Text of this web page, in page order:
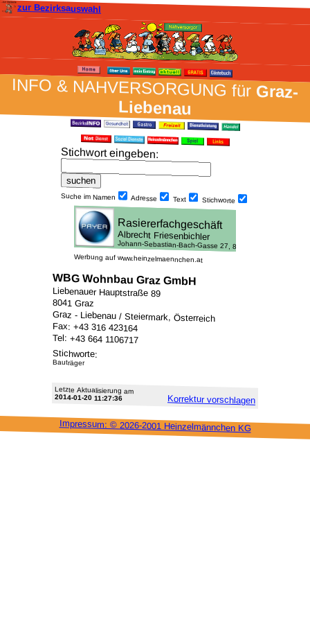
zur Bezirksauswahl
INFO & NAH­VER­SORG­UNG fürGraz-
Liebenau
Stich­wort ein­geben:
Suche im Namen Adresse Text Stich­worte
Werbung auf www.heinzelmaennchen.at
WBG Wohnbau Graz GmbH
Liebenauer Hauptstraße 89
8041 Graz
Graz - Liebenau / Steiermark, Österreich
Fax: +43 316 423164
Tel: +43 664 1106717
Stichworte:
Bauträger
Letzte Aktu­alisie­rung am
2014-01-20 11:27:36 Korrektur vor­schlagen
Impressum: © 2026-2001 Heinzel­männchen KG